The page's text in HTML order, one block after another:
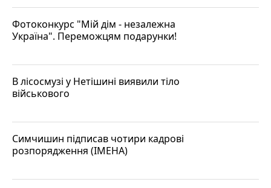
Фотоконкурс "Мій дім - незалежна
Україна". Переможцям подарунки!
В лісосмузі у Нетішині виявили тіло
військового
Симчишин підписав чотири кадрові
розпорядження (ІМЕНА)